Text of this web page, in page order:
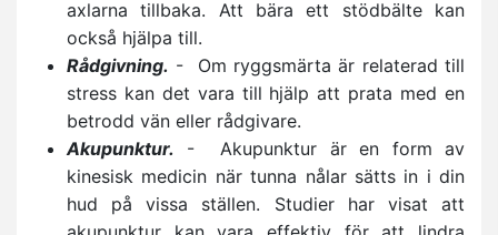
axlarna tillbaka. Att bära ett stödbälte kan
också hjälpa till.
Rådgivning. - Om ryggsmärta är relaterad till
stress kan det vara till hjälp att prata med en
betrodd vän eller rådgivare.
Akupunktur. - Akupunktur är en form av
kinesisk medicin när tunna nålar sätts in i din
hud på vissa ställen. Studier har visat att